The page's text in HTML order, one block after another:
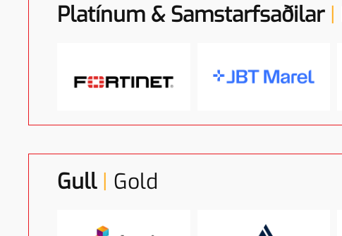
Platínum & Samstarfsaðilar |
Gull | Gold